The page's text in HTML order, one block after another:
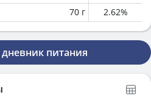
70 г 2.62%
питания